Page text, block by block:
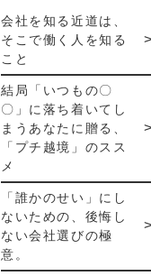
会社を知る近道は、
そこで働く人を知る
こと
結局「いつもの〇
〇」に落ち着いてし
まうあなたに贈る、
「プチ越境」のスス
メ
「誰かのせい」にし
ないための、後悔し
ない会社選びの極
意。